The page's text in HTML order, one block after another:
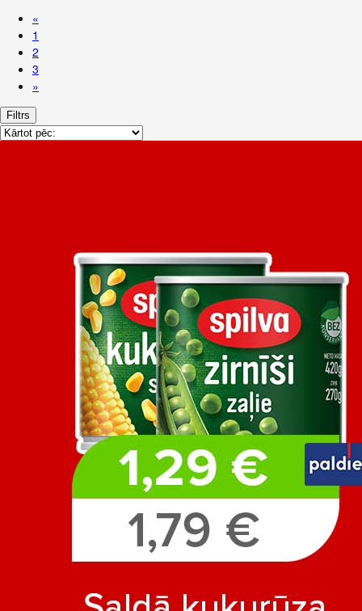
«
1
2
3
»
Filtrs